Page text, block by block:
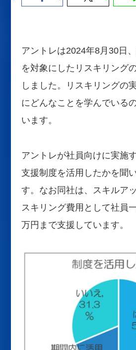
アントレは2024年8月30日
を対象にしたリスキリング
しました。リスキリングの
にどんなことを学んでいる
います。
アントレが社員向けに実施
支援制度を活用したかを聞
す。なお同社は、スキルア
スキリング費用として社員
万円まで支援しています。